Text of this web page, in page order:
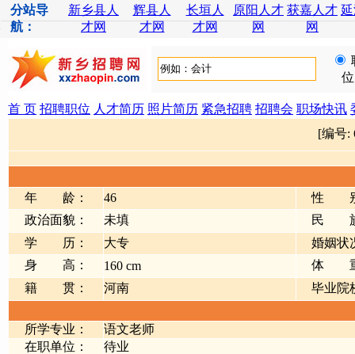
分站导
航：
新乡县人
才网
辉县人
才网
长垣人
才网
原阳人才
网
获嘉人才
网
位
首 页 招聘职位 人才简历 照片简历 紧急招聘 招聘会 职场快讯
[编号:
年 龄： 46
性
政治面貌：
未填
民
学 历：
大专
婚姻状
身 高：
160 cm
体
籍 贯：
河南 毕业院
所学专业：
语文老师
在职单位：
待业